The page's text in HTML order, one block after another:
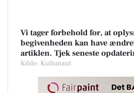
Vi tager forbehold for, at
begivenheden kan have
artiklen. Tjek seneste
Kilde: Kultunaut